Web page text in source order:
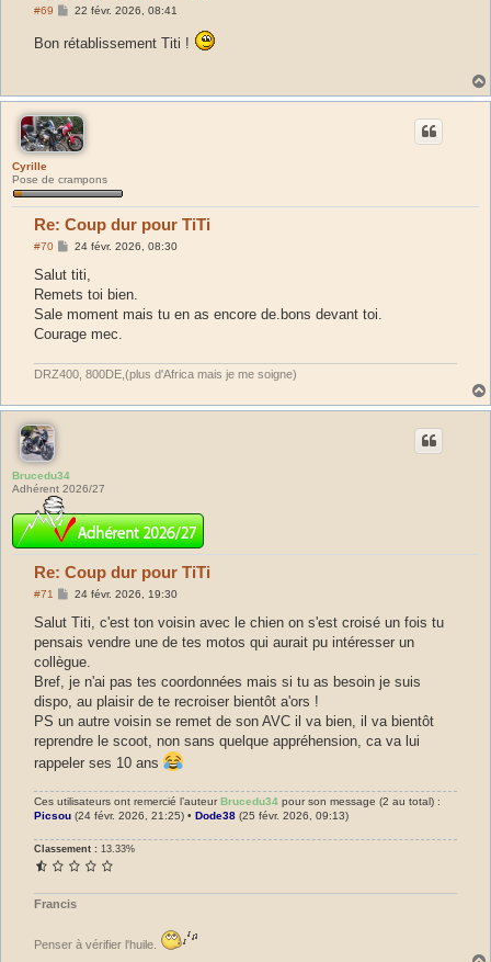
#69
M
s
s
22 févr. 2026, 08:41
Bon rétablissement Titi !
Cyrille
Pose de crampons
Re: Coup dur pour TiTi
#70
M
s
a
g
24 févr. 2026, 08:30
Salut titi,
Remets toi bien.
Sale moment mais tu en as encore de.bons devant toi.
Courage mec.
DRZ400, 800DE,(plus d'Africa mais je me soigne)
Brucedu34
Adhérent 2026/27
Re: Coup dur pour TiTi
#71
M
s
a
g
e
24 févr. 2026, 19:30
Salut Titi, c'est ton voisin avec le chien on s'est croisé un fois tu
pensais vendre une de tes motos qui aurait pu intéresser un
collègue.
Bref, je n'ai pas tes coordonnées mais si tu as besoin je suis
dispo, au plaisir de te recroiser bientôt a'ors !
PS un autre voisin se remet de son AVC il va bien, il va bientôt
reprendre le scoot, non sans quelque appréhension, ca va lui
rappeler ses 10 ans
Ces utilisateurs ont remercié l’auteurBrucedu34 pour son message (2 au total) :
Picsou (24 févr. 2026, 21:25) • Dode38 (25 févr. 2026, 09:13)
Classement : 13.33%
Francis
Penser à vérifier l'huile.